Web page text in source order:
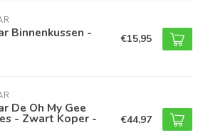
Binnenkussen - €15,95
De Oh My Gee
- Zwart Koper - €44,97